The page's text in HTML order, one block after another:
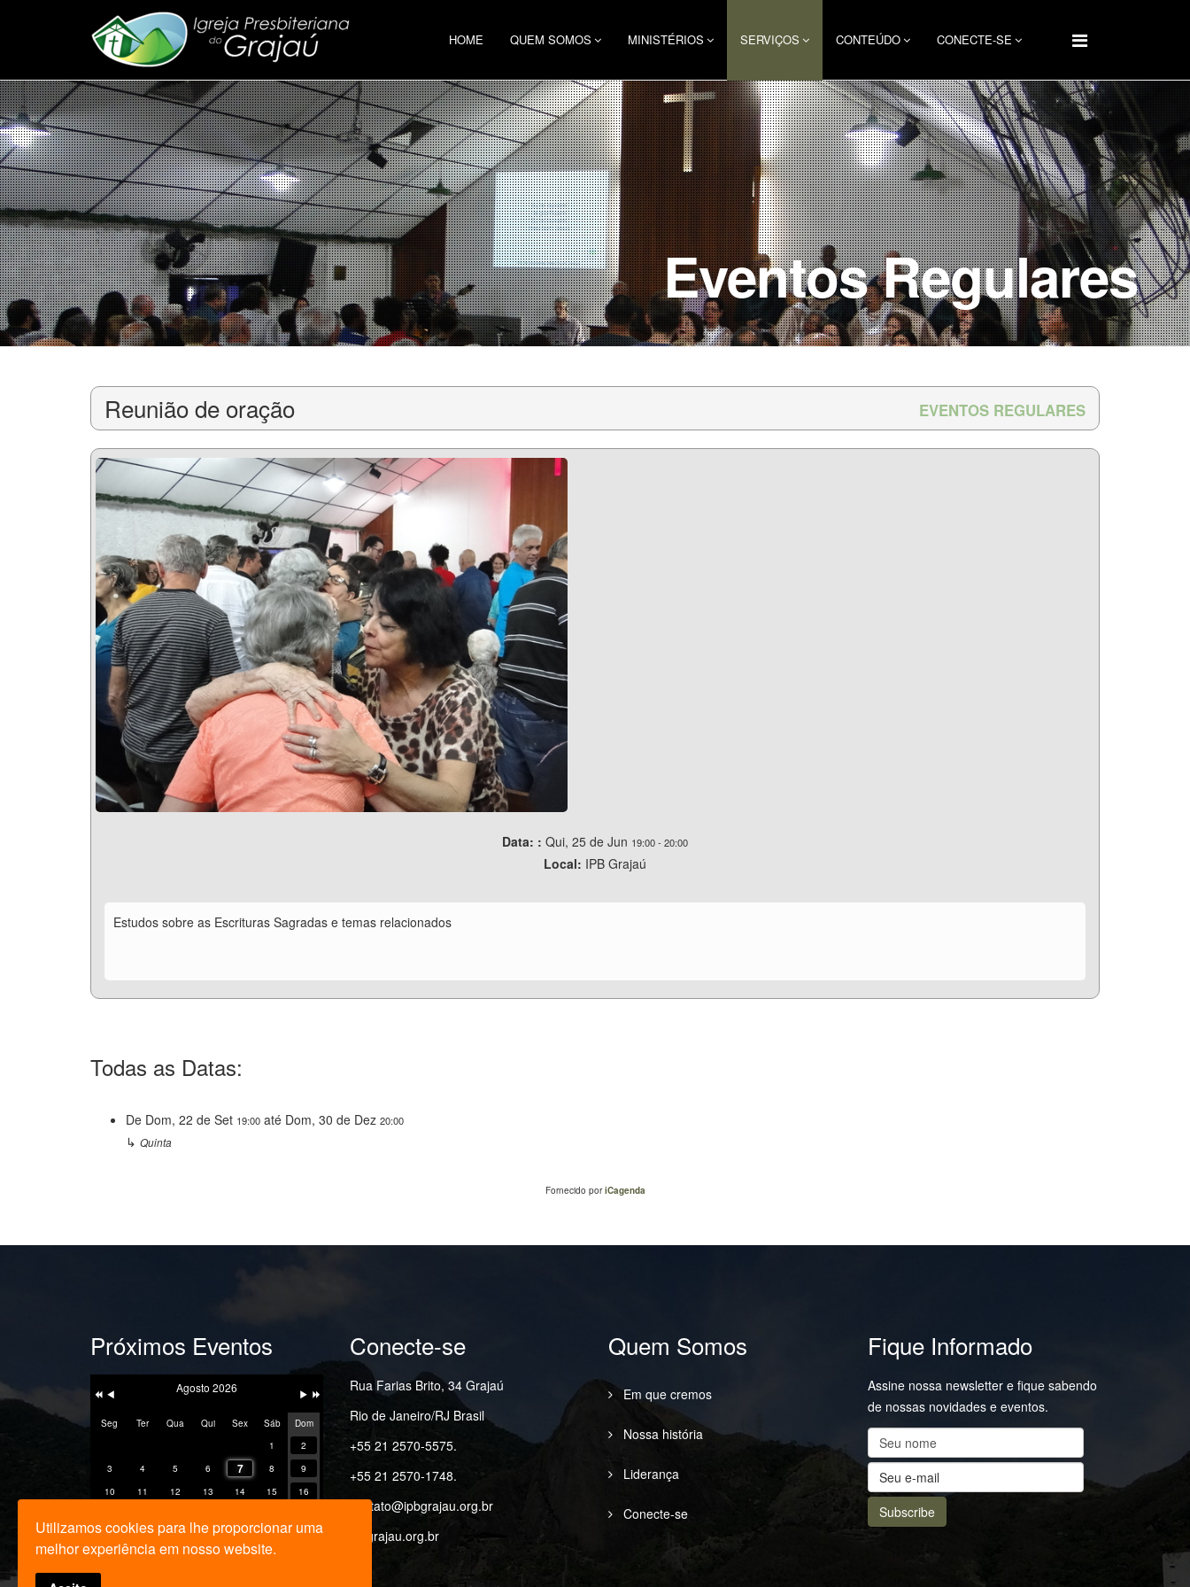
HOME QUEM SOMOS MINISTÉRIOS SERVIÇOS CONTEÚDO CONECTE-SE
Eventos Regulares
Reunião de oração EVENTOS REGULARES
Data: : Qui, 25 de Jun 19:00-20:00
Local: IPB Grajaú
Estudos sobre as Escrituras Sagradas e temas relacionados
Todas as Datas:
De Dom, 22 de Set 19:00 até Dom, 30 de Dez 20:00
↳ Quinta
Fornecido poriCagenda
Próximos Eventos
Ano
Anterior
Mês
Anterior
Agosto 2026
Seg Ter Qua Qui Sex Sáb
Dom
1
2
3
4 5 6 7 8
9
10
11 12 13 14 15
16
24
25 26 27 28 29
30
Conecte-se
Rua Farias Brito, 34 Grajaú
Rio de Janeiro/RJ Brasil
+55 21 2570-5575.
+55 21 2570-1748.
contato@ipbgrajau.org.br
ipbgrajau.org.br
Quem Somos
Em que cremos
Nossa história
Liderança
Conecte-se
Fique Informado
Assine nossa newsletter e fique sabendo
de nossas novidades e eventos.
Utilizamos cookies para lhe proporcionar uma
melhor experiência em nosso website.